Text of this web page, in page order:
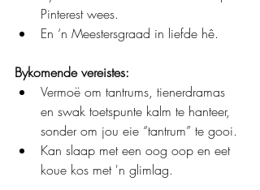
Pinterest wees.
En ‘n Meestersgraad in liefde hê.
Bykomende vereistes:
Vermoë om tantrums, tienerdramas
en swak toetspunte kalm te hanteer,
sonder om jou eie “tantrum” te gooi.
Kan slaap met een oog oop en eet
koue kos met 'n glimlag.